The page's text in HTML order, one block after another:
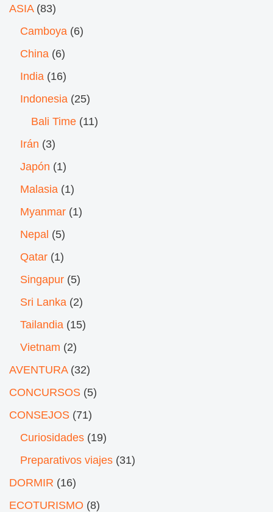
ASIA(83)
Camboya (6)
China (6)
India (16)
Indonesia (25)
Bali Time (11)
Irán (3)
Japón (1)
Malasia (1)
Myanmar (1)
Nepal (5)
Qatar (1)
Singapur (5)
Sri Lanka (2)
Tailandia (15)
Vietnam (2)
AVENTURA(32)
CONCURSOS (5)
CONSEJOS (71)
Curiosidades (19)
Preparativos viajes (31)
DORMIR (16)
ECOTURISMO (8)